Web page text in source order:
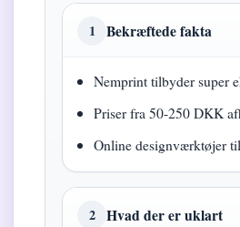
1 Bekræftede fakta
Nemprint tilbyder super
Priser fra 50-250 DKK
Online designværktøjer
2 Hvad der er uklart